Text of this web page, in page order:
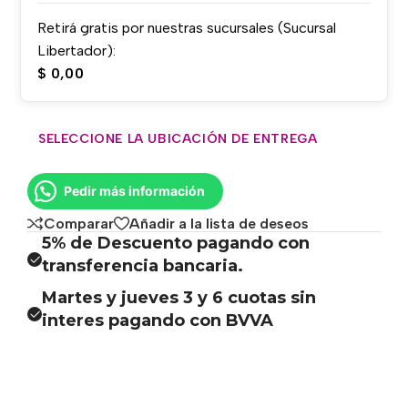
Retirá gratis por nuestras sucursales (Sucursal
Libertador):
$ 0,00
SELECCIONE LA UBICACIÓN DE ENTREGA
Pedir más información
Comparar Añadir a la lista de deseos
5% de Descuento pagando con
transferencia bancaria.
Martes y jueves 3 y 6 cuotas sin
interes pagando con BVVA